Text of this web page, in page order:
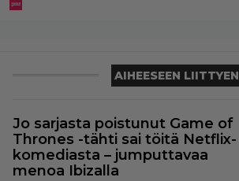
AIHEESEEN LIITTYEN
Jo sarjasta poistunut Game of
Thrones -tähti sai töitä Netflix-
komediasta – jumputtavaa
menoa Ibizalla